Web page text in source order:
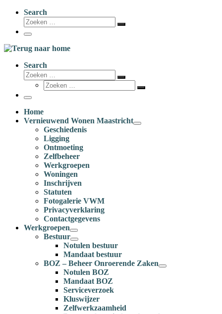
Search
Zoeken
Zoeken
Menu
Search
Zoeken
Zoeken
Zoeken
Zoeken
Menu
Home
Vernieuwend Wonen Maastricht
Geschiedenis
Ligging
Ontmoeting
Zelfbeheer
Werkgroepen
Woningen
Inschrijven
Statuten
Fotogalerie VWM
Privacyverklaring
Contactgegevens
Werkgroepen
Bestuur
Notulen bestuur
Mandaat bestuur
BOZ – Beheer Onroerende Zaken
Notulen BOZ
Mandaat BOZ
Serviceverzoek
Kluswijzer
Zelfwerkzaamheid